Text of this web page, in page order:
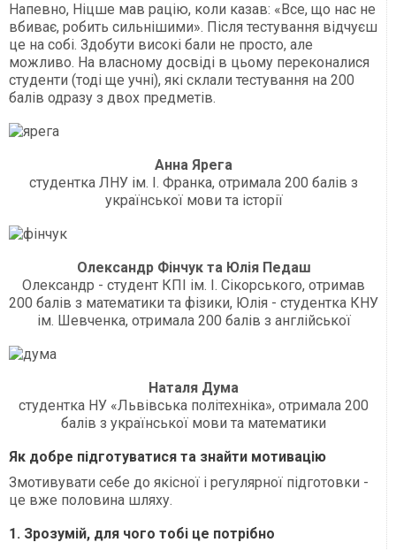
Напевно, Ніцше мав рацію, коли казав: «Все, що нас не
вбиває, робить сильнішими». Після тестування відчуєш
це на собі. Здобути високі бали не просто, але
можливо. На власному досвіді в цьому переконалися
студенти (тоді ще учні), які склали тестування на 200
балів одразу з двох предметів.
Анна Ярега
студентка ЛНУ ім. І. Франка, отримала 200 балів з
української мови та історії
Олександр Фінчук та Юлія Педаш
Олександр - студент КПІ ім. І. Сікорського, отримав
200 балів з математики та фізики, Юлія - студентка КНУ
ім. Шевченка, отримала 200 балів з англійської
Наталя Дума
студентка НУ «Львівська політехніка», отримала 200
балів з української мови та математики
Як добре підготуватися та знайти мотивацію
Змотивувати себе до якісної і регулярної підготовки -
це вже половина шляху.
1. Зрозумій, для чого тобі це потрібно